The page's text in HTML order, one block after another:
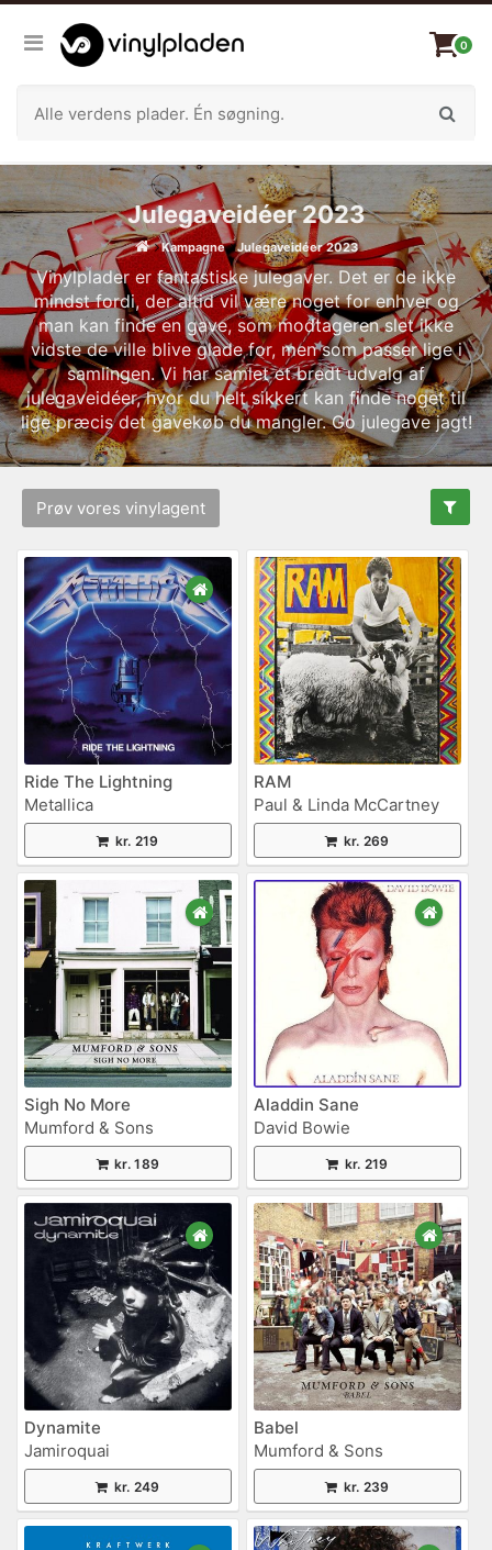
0
Julegaveidéer 2023
Kampagne Julegaveidéer 2023
Vinylplader er fantastiske julegaver. Det er de ikke
mindst fordi, der altid vil være noget for enhver og
man kan finde en gave, som modtageren slet ikke
vidste de ville blive glade for, men som passer lige i
samlingen. Vi har samlet et bredt udvalg af
julegaveidéer, hvor du helt sikkert kan finde noget til
lige præcis det gavekøb du mangler. Go julegave jagt!
Prøv vores vinylagent
Ride The Lightning
Metallica
kr. 219
RAM
Paul & Linda McCartney
kr. 269
Sigh No More
Mumford & Sons
kr. 189
Aladdin Sane
David Bowie
kr. 219
Dynamite
Jamiroquai
kr. 249
Babel
Mumford & Sons
kr. 239